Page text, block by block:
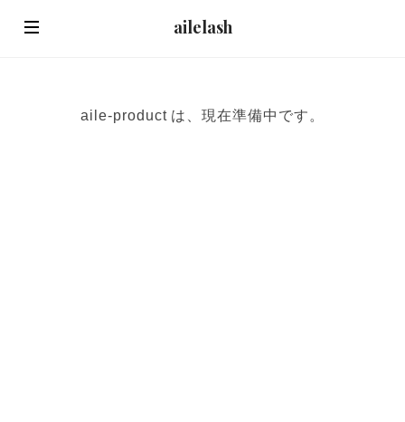
ailelash
aile-product は、現在準備中です。